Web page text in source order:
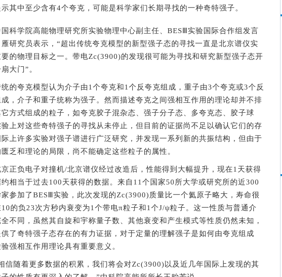
其中至少含有4个夸克，可能是科学家们长期寻找的一种奇特强子。
学院高能物理研究所实验物理中心副主任、BESⅢ实验国际合作组发言
雁研究员表示，“超出传统夸克模型的新型强子态的寻找一直是北京谱仪实
的物理目标之一。带电Zc(3900)的发现很可能为寻找和研究新型强子态开
大门”。
夸克模型认为介子由1个夸克和1个反夸克组成，重子由3个夸克或3个反
，介子和重子统称为强子。然而描述夸克之间强相互作用的理论却并不排
它方式组成的粒子，如夸克胶子混杂态、强子分子态、多夸克态、胶子球
上对这些奇特强子的寻找从未停止，但目前的证据尚不足以确认它们的存
上许多实验对强子谱进行广泛研究，并发现一系列新的共振结构，但由于
乏和理论的局限，尚不能确定这些粒子的属性。
负电子对撞机/北京谱仪经过改造后，性能得到大幅提升，现在1天获得
约相当于过去100天获得的数据。来自11个国家50所大学或研究所的近300
参加了BESⅢ实验，此次发现的Zc(3900)质量比一个氦原子略大，寿命很
的负23次方秒内衰变为1个带电π粒子和1个J/ψ粒子。这一性质与普通介
不同，虽然其自旋和宇称量子数、其他衰变和产生模式等性质仍然未知，
了奇特强子态存在的有力证据，对于定量的理解强子是如何由夸克组成
强相互作用理论具有重要意义。
随着更多数据的积累，我们将会对Zc(3900)以及近几年国际上发现的其